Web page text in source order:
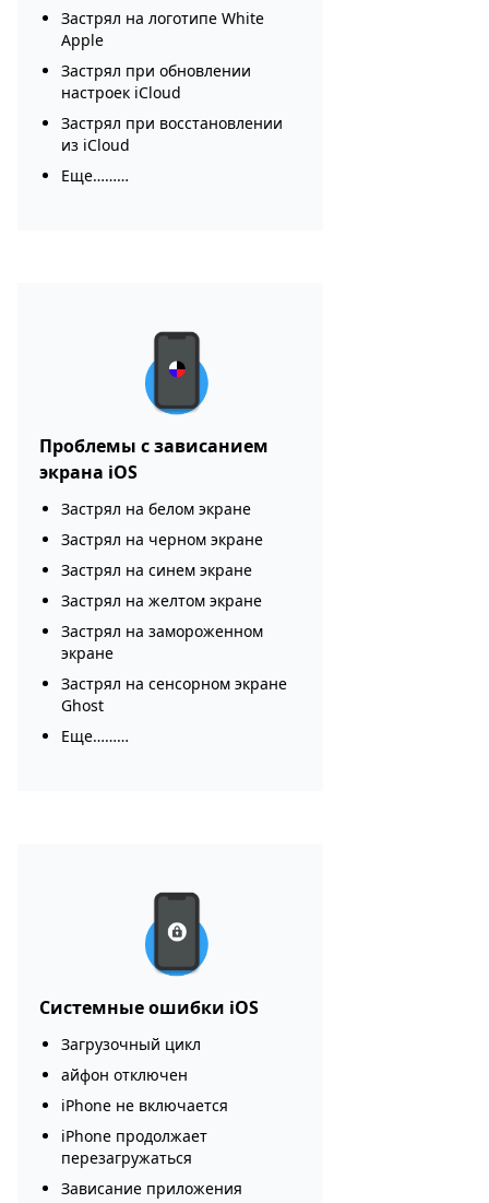
Застрял на логотипе White
Apple
Застрял при обновлении
настроек iCloud
Застрял при восстановлении
из iCloud
Еще………
Проблемы с зависанием
экрана iOS
Застрял на белом экране
Застрял на черном экране
Застрял на синем экране
Застрял на желтом экране
Застрял на замороженном
экране
Застрял на сенсорном экране
Ghost
Еще………
Системные ошибки iOS
Загрузочный цикл
айфон отключен
iPhone не включается
iPhone продолжает
перезагружаться
Зависание приложения